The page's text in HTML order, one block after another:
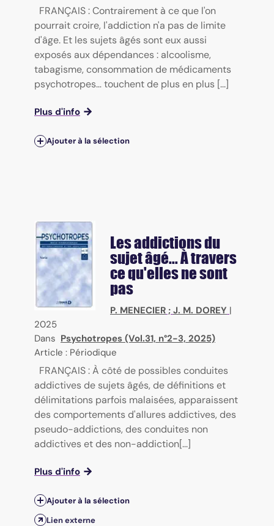
FRANÇAIS : Contrairement à ce que l'on
pourrait croire, l'addiction n'a pas de limite
d'âge. Et les sujets âgés sont eux aussi
exposés aux dépendances : alcoolisme,
tabagisme, consommation de médicaments
psychotropes… touchent de plus en plus [...]
Plus d'info
Ajouter à la sélection
Les addictions du
sujet âgé... À travers
ce qu'elles ne sont
pas
P. MENECIER ; J. M. DOREY |
2025
Dans Psychotropes (Vol.31, n°2-3, 2025)
Article : Périodique
FRANÇAIS : À côté de possibles conduites
addictives de sujets âgés, de définitions et
délimitations parfois malaisées, apparaissent
des comportements d'allures addictives, des
pseudo-addictions, des conduites non
addictives et des non-addiction[...]
Plus d'info
Ajouter à la sélection
Lien externe